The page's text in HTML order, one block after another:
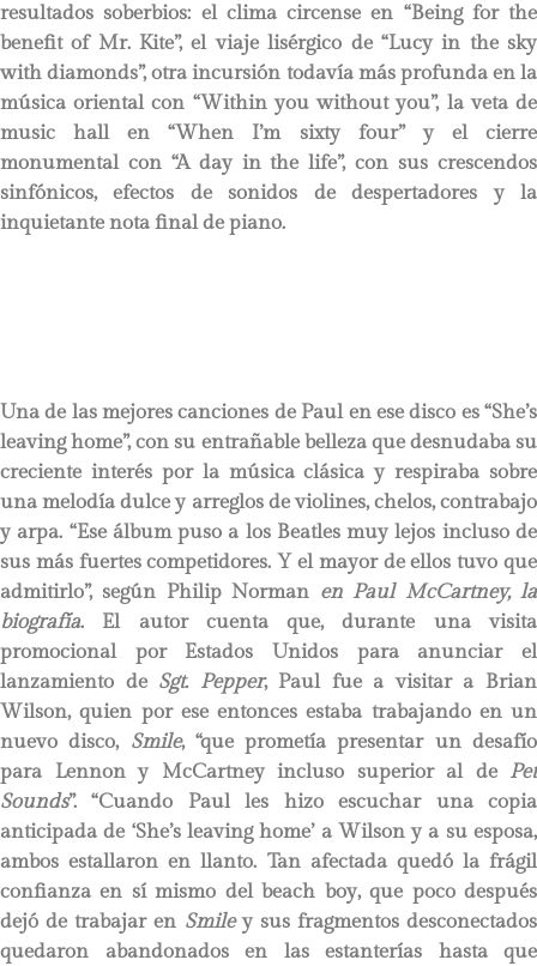
resultados soberbios: el clima circense en “Being for the
benefit of Mr. Kite”, el viaje lisérgico de “Lucy in the sky
with diamonds”, otra incursión todavía más profunda en la
música oriental con “Within you without you”, la veta de
music hall en “When I’m sixty four” y el cierre
monumental con “A day in the life”, con sus crescendos
sinfónicos, efectos de sonidos de despertadores y la
inquietante nota final de piano.
Una de las mejores canciones de Paul en ese disco es “She’s
leaving home”, con su entrañable belleza que desnudaba su
creciente interés por la música clásica y respiraba sobre
una melodía dulce y arreglos de violines, chelos, contrabajo
y arpa. “Ese álbum puso a los Beatles muy lejos incluso de
sus más fuertes competidores. Y el mayor de ellos tuvo que
admitirlo”, según Philip Norman en Paul McCartney, la
biografía. El autor cuenta que, durante una visita
promocional por Estados Unidos para anunciar el
lanzamiento de Sgt. Pepper, Paul fue a visitar a Brian
Wilson, quien por ese entonces estaba trabajando en un
nuevo disco, Smile, “que prometía presentar un desafío
para Lennon y McCartney incluso superior al de Pet
Sounds”. “Cuando Paul les hizo escuchar una copia
anticipada de ‘She’s leaving home’ a Wilson y a su esposa,
ambos estallaron en llanto. Tan afectada quedó la frágil
confianza en sí mismo del beach boy, que poco después
dejó de trabajar en Smiley sus fragmentos desconectados
quedaron abandonados en las estanterías hasta que